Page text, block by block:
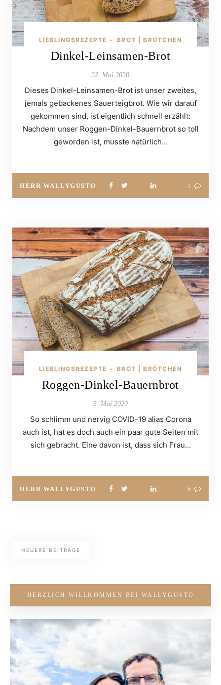
LIEBLINGSREZEPTE • BROT | BRÖTCHEN
Dinkel-Leinsamen-Brot
22. Mai 2020
Dieses Dinkel-Leinsamen-Brot ist unser zweites,
jemals gebackenes Sauerteigbrot. Wie wir darauf
gekommen sind, ist eigentlich schnell erzählt:
Nachdem unser Roggen-Dinkel-Bauernbrot so toll
geworden ist, musste natürlich…
HERR WALLYGUSTO 1
LIEBLINGSREZEPTE • BROT | BRÖTCHEN
Roggen-Dinkel-Bauernbrot
5. Mai 2020
So schlimm und nervig COVID-19 alias Corona
auch ist, hat es doch auch ein paar gute Seiten mit
sich gebracht. Eine davon ist, dass sich Frau…
HERR WALLYGUSTO 6
NEUERE BEITRÄGE
HERZLICH WILLKOMMEN BEI WALLYGUSTO